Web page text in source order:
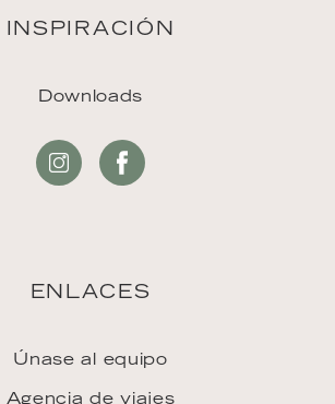
INSPIRACIÓN
Downloads
ENLACES
Únase al equipo
Agencia de viajes